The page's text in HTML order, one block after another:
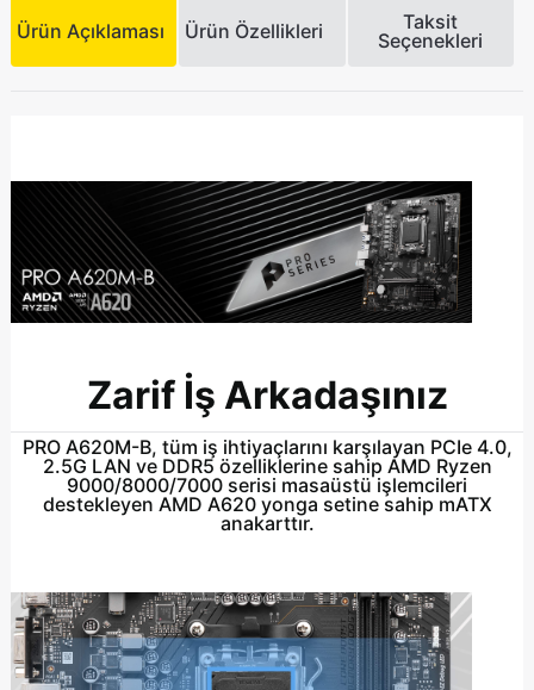
Ürün Açıklaması Ürün Özellikleri
Taksit
Seçenekleri
Zarif İş Arkadaşınız
PRO A620M-B, tüm iş ihtiyaçlarını karşılayan PCIe 4.0,
2.5G LAN ve DDR5 özelliklerine sahip AMD Ryzen
9000/8000/7000 serisi masaüstü işlemcileri
destekleyen AMD A620 yonga setine sahip mATX
anakarttır.